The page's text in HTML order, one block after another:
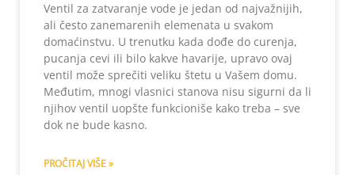
Ventil za zatvaranje vode je jedan od najvažnijih,
ali često zanemarenih elemenata u svakom
domaćinstvu. U trenutku kada dođe do curenja,
pucanja cevi ili bilo kakve havarije, upravo ovaj
ventil može sprečiti veliku štetu u Vašem domu.
Međutim, mnogi vlasnici stanova nisu sigurni da li
njihov ventil uopšte funkcioniše kako treba – sve
dok ne bude kasno.
PROČITAJ VIŠE »